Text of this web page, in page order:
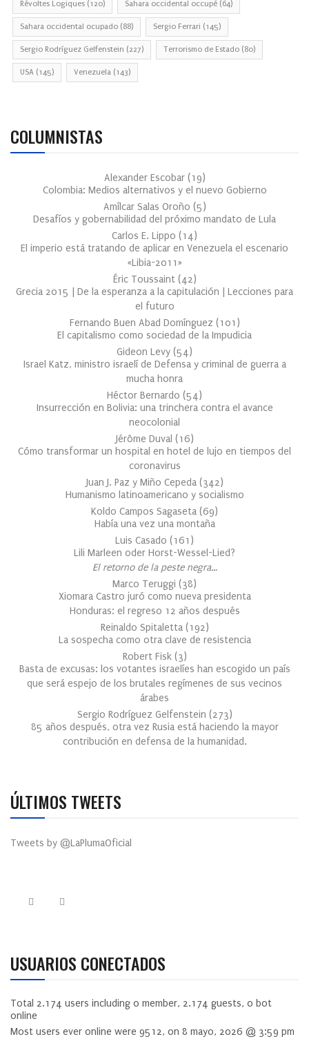
Révoltes Logiques (120) Sahara occidental occupé (64)
Sahara occidental ocupado (88) Sergio Ferrari (145)
Sergio Rodríguez Gelfenstein (227) Terrorismo de Estado (80)
USA (145) Venezuela (143)
COLUMNISTAS
Alexander Escobar (19)
Colombia: Medios alternativos y el nuevo Gobierno
Amílcar Salas Oroño (5)
Desafíos y gobernabilidad del próximo mandato de Lula
Carlos E. Lippo (14)
El imperio está tratando de aplicar en Venezuela el escenario
«Libia-2011»
Éric Toussaint (42)
Grecia 2015 | De la esperanza a la capitulación | Lecciones para
el futuro
Fernando Buen Abad Domínguez (101 )
El capitalismo como sociedad de la Impudicia
Gideon Levy (54)
Israel Katz, ministro israelí de Defensa y criminal de guerra a
mucha honra
Héctor Bernardo (54)
Insurrección en Bolivia: una trinchera contra el avance
neocolonial
Jérôme Duval (16)
Cómo transformar un hospital en hotel de lujo en tiempos del
coronavirus
Juan J. Paz y Miño Cepeda (342)
Humanismo latinoamericano y socialismo
Koldo Campos Sagaseta (69)
Había una vez una montaña
Luis Casado (161 )
Lili Marleen oder Horst-Wessel-Lied?
El retorno de la peste negra…
Marco Teruggi (38)
Xiomara Castro juró como nueva presidenta
Honduras: el regreso 12 años después
Reinaldo Spitaletta (192)
La sospecha como otra clave de resistencia
Robert Fisk (3)
Basta de excusas: los votantes israelíes han escogido un país
que será espejo de los brutales regímenes de sus vecinos
árabes
Sergio Rodríguez Gelfenstein (273)
85 años después, otra vez Rusia está haciendo la mayor
contribución en defensa de la humanidad.
ÚLTIMOS TWEETS
Tweets by @LaPlumaOficial
USUARIOS CONECTADOS
Total 2.174 users including 0 member, 2.174 guests, 0 bot
online
Most users ever online were 9512, on 8 mayo, 2026 @ 3:59 pm